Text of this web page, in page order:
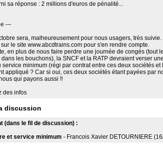
sa réponse : 2 millions d'euros de pénalité...
---
sera, malheureusement pour nous usagers, très suivie.
le site www.abcdtrains.com pour s'en rendre compte.
en plus de nous faire perdre une journée de congés (tout
les bouchons), la SNCF et la RATP devraient verser
service minimum (régi par contrat entre ces deux sociétés et
appliqué ? Car si oui, ces deux sociétés étant payées par
qui payons aussi !!
des infos
discussion
(dans le fil de discussion) :
et service minimum - Francois Xavier DETOURNIERE